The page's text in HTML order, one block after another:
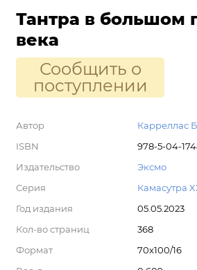
Тантра в большом
века
Сообщить о
поступлении
Автор
Карреллас Б.
ISBN
978-5-04-
Издательство
Эксмо
Серия
Камасутра
Год издания
05.05.2023
Кол-во страниц
368
Формат
70x100/16